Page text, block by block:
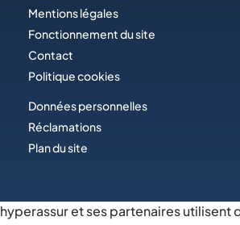
Mentions légales
Fonctionnement du site
Contact
Politique cookies
Données personnelles
Réclamations
Plan du site
hyperassur et ses partenaires utilisent